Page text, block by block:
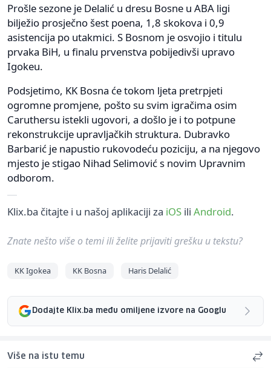
Prošle sezone je Delalić u dresu Bosne u ABA ligi
bilježio prosječno šest poena, 1,8 skokova i 0,9
asistencija po utakmici. S Bosnom je osvojio i titulu
prvaka BiH, u finalu prvenstva pobijedivši upravo
Igokeu.
Podsjetimo, KK Bosna će tokom ljeta pretrpjeti
ogromne promjene, pošto su svim igračima osim
Caruthersu istekli ugovori, a došlo je i to potpune
rekonstrukcije upravljačkih struktura. Dubravko
Barbarić je napustio rukovodeću poziciju, a na njegovo
mjesto je stigao Nihad Selimović s novim Upravnim
odborom.
Klix.ba čitajte i u našoj aplikaciji za iOS ili Android.
Znate nešto više o temi ili želite prijaviti grešku u tekstu?
KK Igokea KK Bosna Haris Delalić
Dodajte Klix.ba među omiljene izvore na Googlu
Više na istu temu